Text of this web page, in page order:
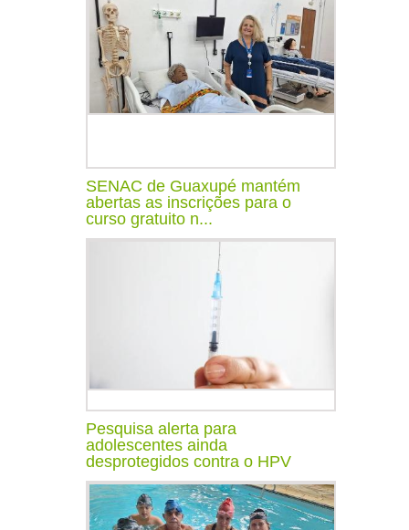
SENAC de Guaxupé mantém
abertas as inscrições para o
curso gratuito n...
Pesquisa alerta para
adolescentes ainda
desprotegidos contra o HPV